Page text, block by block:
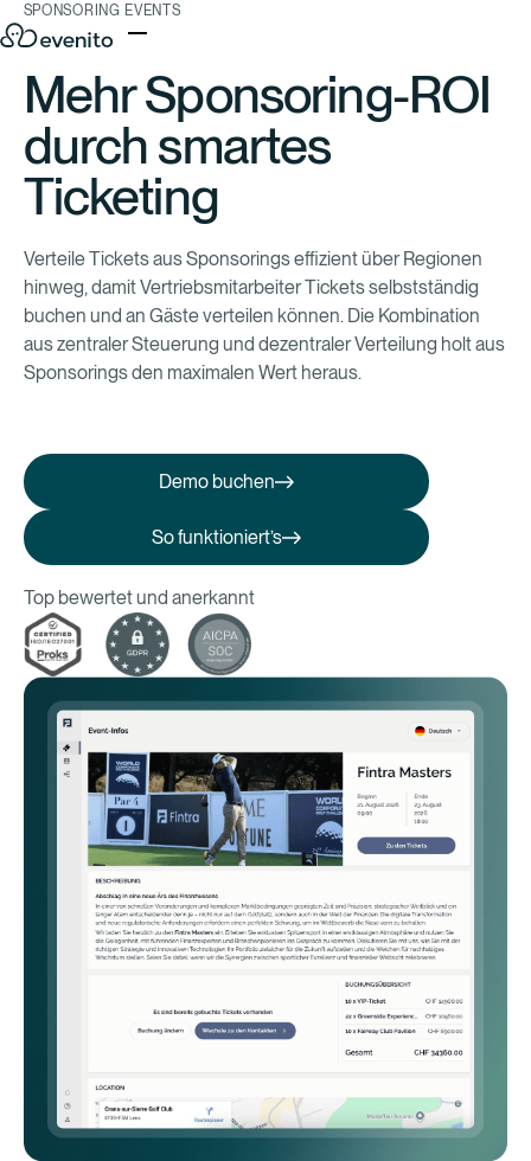
SPONSORING EVENTS
Mehr Sponsoring-ROI
durch smartes
Ticketing
Verteile Tickets aus Sponsorings effizient über Regionen
hinweg, damit Vertriebsmitarbeiter Tickets selbstständig
buchen und an Gäste verteilen können. Die Kombination
aus zentraler Steuerung und dezentraler Verteilung holt aus
Sponsorings den maximalen Wert heraus.
Demo buchen
So funktioniert’s
Top bewertet und anerkannt